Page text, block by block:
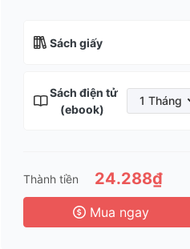
Sách giấy
Sách điện tử
(ebook)
1 Tháng
6 Tháng
3 Năm
Thành tiền 24.288₫
Mua ngay